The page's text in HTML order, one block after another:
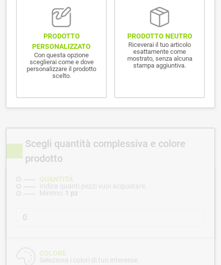
PRODOTTO
PERSONALIZZATO
Con questa opzione
sceglierai come e dove
personalizzare il prodotto
scelto.
PRODOTTO NEUTRO
Riceverai il tuo articolo
esattamente come
mostrato, senza alcuna
stampa aggiuntiva.
Scegli quantità complessiva e colore
prodotto
QUANTITÀ
Indica quanti pezzi vuoi acquistare.
Minimo: 1 pz
COLORE
Seleziona i colori di tuo interesse.